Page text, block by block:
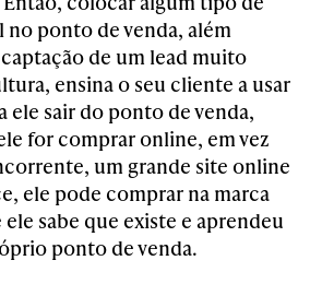
ponto de venda, além
de um lead muito
ensina o seu cliente a usar
ele sair do ponto de venda,
for comprar online, em vez
um grande site online
ele pode comprar na marca
sabe que existe e aprendeu
ponto de venda.